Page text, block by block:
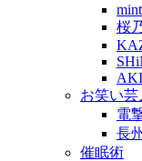
桜
お笑い芸
電
長
催眠術